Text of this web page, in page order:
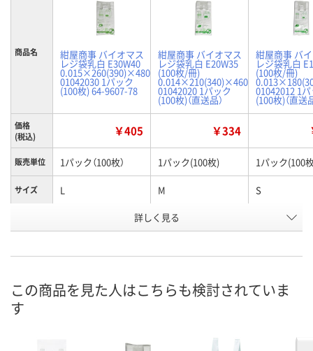
商品名 紺屋商事 バイオマス
レジ袋乳白 E30W40
0.015×260(390)×480
01042030 1パック
(100枚) 64-9607-78
紺屋商事 バイオマス
レジ袋乳白 E20W35
(100枚/冊)
0.014×210(340)×460
01042020 1パック
(100枚)（直送品）
紺屋商事 バ
レジ袋乳白
(100枚/冊)
01042012 1
(100枚)（直送
価格
(税込)
￥405 ￥334
販売単位 1パック（100枚） 1パック(100枚) 1パック(100
サイズ L M S
KJ77559 KJ77558
8月21日（金）まで
カゴへ
詳しく見る
この商品を見た人はこちらも検討されていま
す